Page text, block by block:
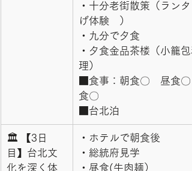
・十分老街散策（ランタ
げ体験　）
・九分で夕食
・夕食金品茶楼（小籠包
理）
■食事：朝食〇　昼食〇
食〇
■台北泊
🏛 【3日
目】台北文
化を深く体
・ホテルで朝食後
・総統府見学
・昼食(牛肉麺）